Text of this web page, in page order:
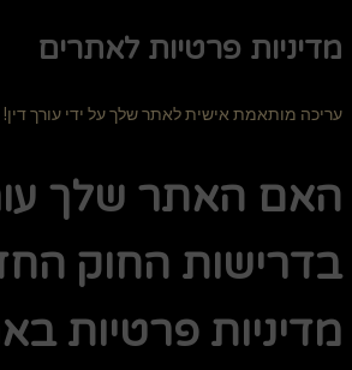
מדיניות פרטיות לאתרים
עריכה מותאמת אישית לאתר שלך על ידי עורך דין!
האם האתר שלך
בדרישות החוק
מדיניות פרטיות